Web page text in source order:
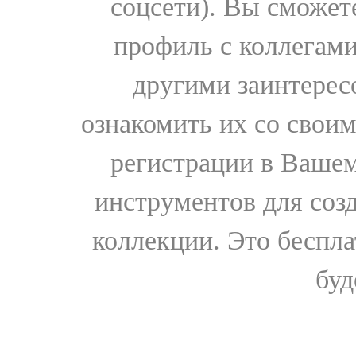
соцсети). Вы
профиль с
другими
ознакомить их со
регистрации в
инструментов для
коллекции. Это